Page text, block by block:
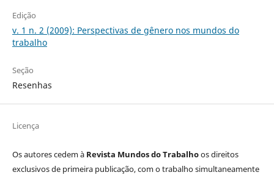
Edição
v. 1 n. 2 (2009): Perspectivas de gênero nos mundos do
trabalho
Seção
Resenhas
Licença
Os autores cedem à Revista Mundos do Trabalhoos direitos
exclusivos de primeira publicação, com o trabalho simultaneamente